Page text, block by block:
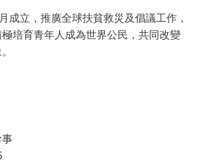
成立，推廣全球扶貧救災及倡議工作，
培育青年人成為世界公民，共同改變
事